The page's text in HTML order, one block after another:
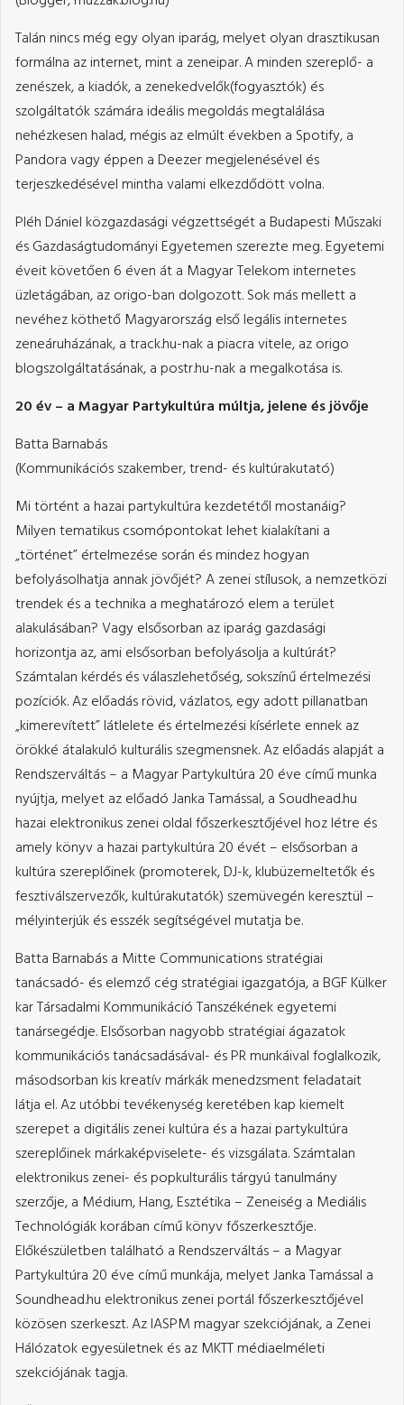
Talán nincs még egy olyan iparág, melyet olyan drasztikusan
formálna az internet, mint a zeneipar. A minden szereplő- a
zenészek, a kiadók, a zenekedvelők(fogyasztók) és
szolgáltatók számára ideális megoldás megtalálása
nehézkesen halad, mégis az elmúlt években a Spotify, a
Pandora vagy éppen a Deezer megjelenésével és
terjeszkedésével mintha valami elkezdődött volna.
Pléh Dániel közgazdasági végzettségét a Budapesti Műszaki
és Gazdaságtudományi Egyetemen szerezte meg. Egyetemi
éveit követően 6 éven át a Magyar Telekom internetes
üzletágában, az origo-ban dolgozott. Sok más mellett a
nevéhez köthető Magyarország első legális internetes
zeneáruházának, a track.hu-nak a piacra vitele, az origo
blogszolgáltatásának, a postr.hu-nak a megalkotása is.
20 év – a Magyar Partykultúra múltja, jelene és jövője
Batta Barnabás
(Kommunikációs szakember, trend- és kultúrakutató)
Mi történt a hazai partykultúra kezdetétől mostanáig?
Milyen tematikus csomópontokat lehet kialakítani a
„történet” értelmezése során és mindez hogyan
befolyásolhatja annak jövőjét? A zenei stílusok, a nemzetközi
trendek és a technika a meghatározó elem a terület
alakulásában? Vagy elsősorban az iparág gazdasági
horizontja az, ami elsősorban befolyásolja a kultúrát?
Számtalan kérdés és válaszlehetőség, sokszínű értelmezési
pozíciók. Az előadás rövid, vázlatos, egy adott pillanatban
„kimerevített” látlelete és értelmezési kísérlete ennek az
örökké átalakuló kulturális szegmensnek. Az előadás alapját a
Rendszerváltás – a Magyar Partykultúra 20 éve című munka
nyújtja, melyet az előadó Janka Tamással, a Soudhead.hu
hazai elektronikus zenei oldal főszerkesztőjével hoz létre és
amely könyv a hazai partykultúra 20 évét – elsősorban a
kultúra szereplőinek (promoterek, DJ-k, klubüzemeltetők és
fesztiválszervezők, kultúrakutatók) szemüvegén keresztül –
mélyinterjúk és esszék segítségével mutatja be.
Batta Barnabás a Mitte Communications stratégiai
tanácsadó- és elemző cég stratégiai igazgatója, a BGF Külker
kar Társadalmi Kommunikáció Tanszékének egyetemi
tanársegédje. Elsősorban nagyobb stratégiai ágazatok
kommunikációs tanácsadásával- és PR munkáival foglalkozik,
másodsorban kis kreatív márkák menedzsment feladatait
látja el. Az utóbbi tevékenység keretében kap kiemelt
szerepet a digitális zenei kultúra és a hazai partykultúra
szereplőinek márkaképviselete- és vizsgálata. Számtalan
elektronikus zenei- és popkulturális tárgyú tanulmány
szerzője, a Médium, Hang, Esztétika – Zeneiség a Mediális
Technológiák korában című könyv főszerkesztője.
Előkészületben található a Rendszerváltás – a Magyar
Partykultúra 20 éve című munkája, melyet Janka Tamással a
Soundhead.hu elektronikus zenei portál főszerkesztőjével
közösen szerkeszt. Az IASPM magyar szekciójának, a Zenei
Hálózatok egyesületnek és az MKTT médiaelméleti
szekciójának tagja.